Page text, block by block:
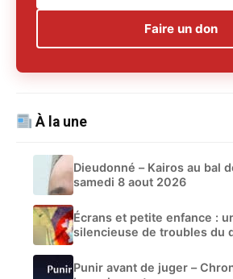
Faire un don
À la une
Dieudonné – Kairos au bal
samedi 8 aout 2026
Écrans et petite enfance :
silencieuse de troubles du
Punir avant de juger –